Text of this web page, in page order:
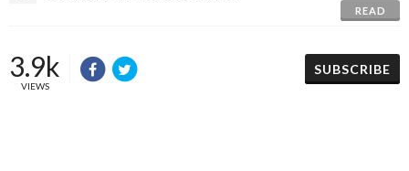
READ
3.9k
VIEWS
SUBSCRIBE